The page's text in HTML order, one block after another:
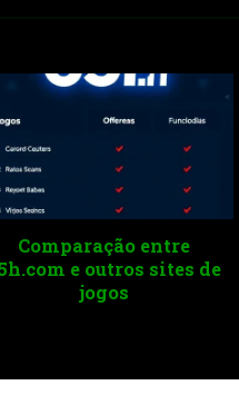
Impacto das
microtransações
experiência do